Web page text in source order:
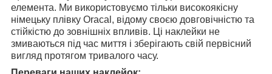
елемента. Ми використовуємо тільки високоякісну
німецьку плівку Oracal, відому своєю довговічністю та
стійкістю до зовнішніх впливів. Ці наклейки не
змиваються під час миття і зберігають свій первісний
вигляд протягом тривалого часу.